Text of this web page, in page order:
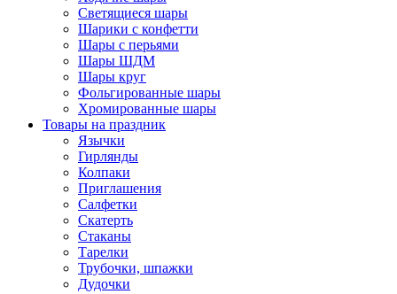
Светящиеся шары
Шарики с конфетти
Шары с перьями
Шары ШДМ
Шары круг
Фольгированные шары
Хромированные шары
Товары на праздник
Язычки
Гирлянды
Колпаки
Приглашения
Салфетки
Скатерть
Стаканы
Тарелки
Трубочки, шпажки
Дудочки